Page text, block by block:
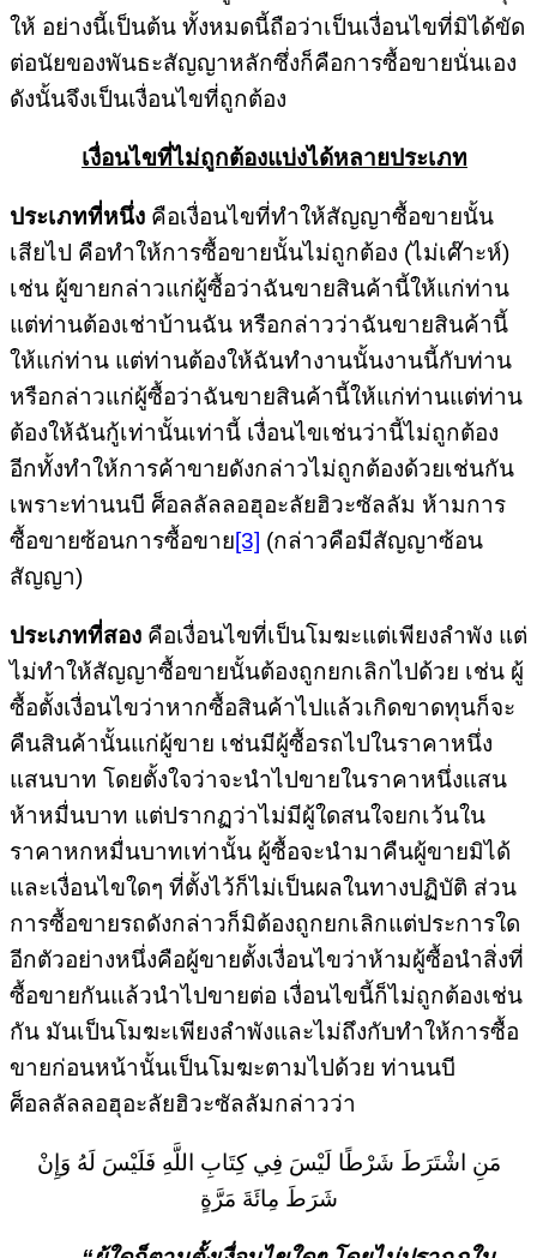
ให้ อย่างนี้เป็นต้น ทั้งหมดนี้ถือว่าเป็นเงื่อนไขที่มิได้ขัด
ต่อนัยของพันธะสัญญาหลักซึ่งก็คือการซื้อขายนั่นเอง
ดังนั้นจึงเป็นเงื่อนไขที่ถูกต้อง
เงื่อนไขที่ไม่ถูกต้องแบ่งได้หลายประเภท
ประเภทที่หนึ่ง คือเงื่อนไขที่ทำให้สัญญาซื้อขายนั้น
เสียไป คือทำให้การซื้อขายนั้นไม่ถูกต้อง (ไม่เศ๊าะห์)
เช่น ผู้ขายกล่าวแก่ผู้ซื้อว่าฉันขายสินค้านี้ให้แก่ท่าน
แต่ท่านต้องเช่าบ้านฉัน หรือกล่าวว่าฉันขายสินค้านี้
ให้แก่ท่าน แต่ท่านต้องให้ฉันทำงานนั้นงานนี้กับท่าน
หรือกล่าวแก่ผู้ซื้อว่าฉันขายสินค้านี้ให้แก่ท่านแต่ท่าน
ต้องให้ฉันกู้เท่านั้นเท่านี้ เงื่อนไขเช่นว่านี้ไม่ถูกต้อง
อีกทั้งทำให้การค้าขายดังกล่าวไม่ถูกต้องด้วยเช่นกัน
เพราะท่านนบี ศ็อลลัลลอฮุอะลัยฮิวะซัลลัม ห้ามการ
ซื้อขายซ้อนการซื้อขาย[3] (กล่าวคือมีสัญญาซ้อน
สัญญา)
ประเภทที่สอง คือเงื่อนไขที่เป็นโมฆะแต่เพียงลำพัง แต่
ไม่ทำให้สัญญาซื้อขายนั้นต้องถูกยกเลิกไปด้วย เช่น ผู้
ซื้อตั้งเงื่อนไขว่าหากซื้อสินค้าไปแล้วเกิดขาดทุนก็จะ
คืนสินค้านั้นแก่ผู้ขาย เช่นมีผู้ซื้อรถไปในราคาหนึ่ง
แสนบาท โดยตั้งใจว่าจะนำไปขายในราคาหนึ่งแสน
ห้าหมื่นบาท แต่ปรากฏว่าไม่มีผู้ใดสนใจยกเว้นใน
ราคาหกหมื่นบาทเท่านั้น ผู้ซื้อจะนำมาคืนผู้ขายมิได้
และเงื่อนไขใดๆ ที่ตั้งไว้ก็ไม่เป็นผลในทางปฏิบัติ ส่วน
การซื้อขายรถดังกล่าวก็มิต้องถูกยกเลิกแต่ประการใด
อีกตัวอย่างหนึ่งคือผู้ขายตั้งเงื่อนไขว่าห้ามผู้ซื้อนำสิ่งที่
ซื้อขายกันแล้วนำไปขายต่อ เงื่อนไขนี้ก็ไม่ถูกต้องเช่น
กัน มันเป็นโมฆะเพียงลำพังและไม่ถึงกับทำให้การซื้อ
ขายก่อนหน้านั้นเป็นโมฆะตามไปด้วย ท่านนบี
ศ็อลลัลลอฮุอะลัยฮิวะซัลลัมกล่าวว่า
مَنِ اشْتَرَطَ شَرْطًا لَيْسَ فِي كِتَابِ اللَّهِ فَلَيْسَ لَهُ وَإِنْ
شَرَطَ مِائَةَ مَرَّةٍ